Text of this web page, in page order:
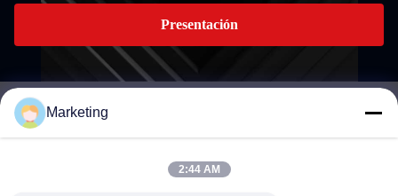
Presentación
marketing@hwashi.com
Marketing
2:44 AM